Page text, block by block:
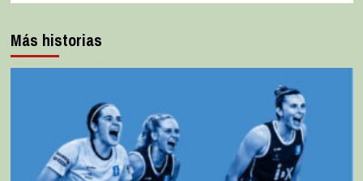
Más historias